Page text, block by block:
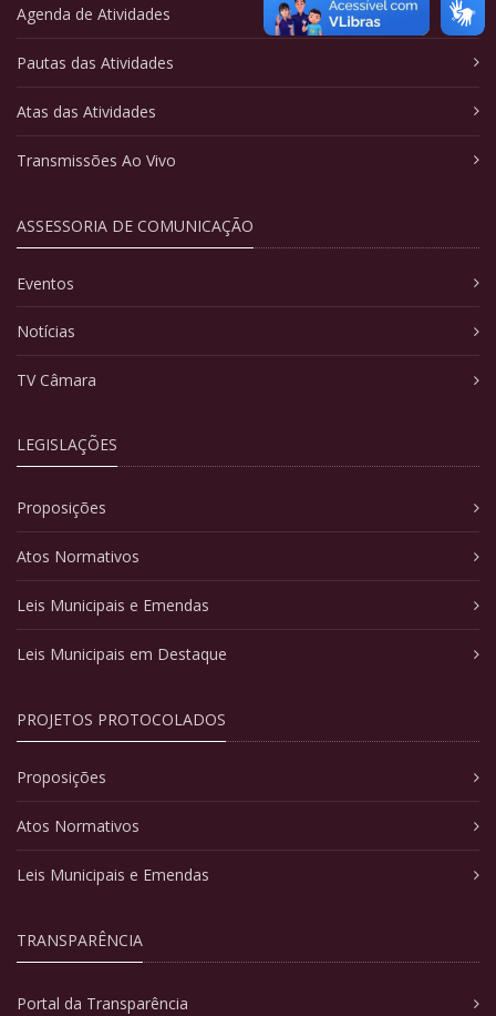
Agenda de Atividades
Pautas das Atividades
Atas das Atividades
Transmissões Ao Vivo
ASSESSORIA DE COMUNICAÇÃO
Eventos
Notícias
TV Câmara
LEGISLAÇÕES
Proposições
Atos Normativos
Leis Municipais e Emendas
Leis Municipais em Destaque
PROJETOS PROTOCOLADOS
Proposições
Atos Normativos
Leis Municipais e Emendas
TRANSPARÊNCIA
Portal da Transparência